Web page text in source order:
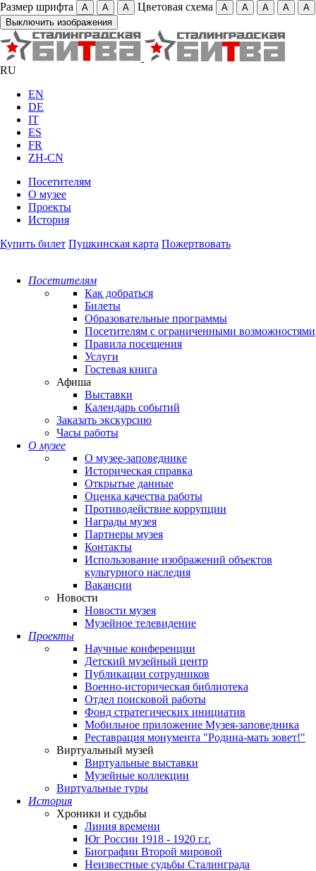
Размер шрифта А А А Цветовая схема А А А А
А
Выключить изображения
RU
EN
DE
IT
ES
FR
ZH-CN
Посетителям
О музее
Проекты
История
Купить билет Пушкинская карта Пожертвовать
Посетителям
Как добраться
Билеты
Образовательные программы
Посетителям с ограниченными возможностями
Правила посещения
Услуги
Гостевая книга
Афиша
Выставки
Календарь событий
Заказать экскурсию
Часы работы
О музее
О музее-заповеднике
Историческая справка
Открытые данные
Оценка качества работы
Противодействие коррупции
Награды музея
Партнеры музея
Контакты
Использование изображений объектов
культурного наследия
Вакансии
Новости
Новости музея
Музейное телевидение
Проекты
Научные конференции
Детский музейный центр
Публикации сотрудников
Военно-историческая библиотека
Отдел поисковой работы
Фонд стратегических инициатив
Мобильное приложение Музея-заповедника
Реставрация монумента "Родина-мать зовет!"
Виртуальный музей
Виртуальные выставки
Музейные коллекции
Виртуальные туры
История
Хроники и судьбы
Линия времени
Юг России 1918 - 1920 г.г.
Биографии Второй мировой
Неизвестные судьбы Сталинграда